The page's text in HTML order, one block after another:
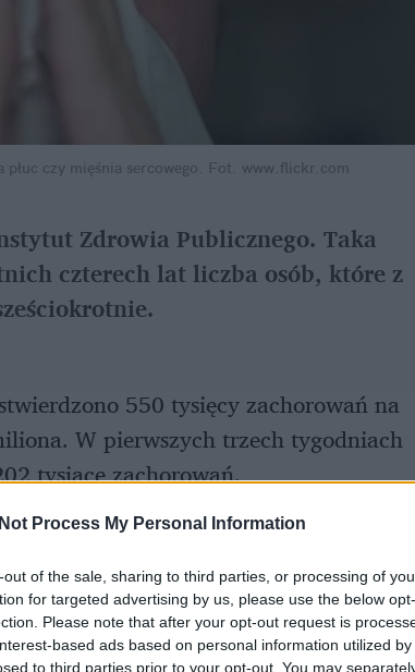
Process My Personal Information
out of the sale, sharing to third parties, or processing of
for targeted advertising by us, please use the below
Please note that after your opt-out request is
based ads based on personal information utilized
to third parties prior to your opt-out. You may
czy mięśnia sercowego. Fot. www.flickr.com
Zdrowia Publicznego. Taka
czterech lat liczba osób, które z
550 tysięcy zachorowań na
W pierwszych trzech tygodniach
tysiące zachorowań.